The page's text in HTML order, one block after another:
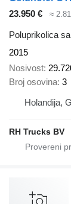
23.950 €
≈
Poluprikolica
2015
Nosivost
Broj osovina 3
Holandija,
RH Trucks BV